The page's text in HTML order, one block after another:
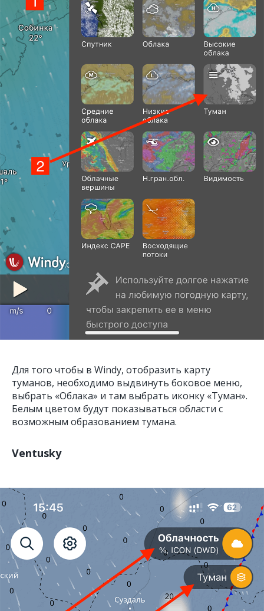
Для того чтобы в Windy, отобразить карту
туманов, необходимо выдвинуть боковое меню,
выбрать «Облака» и там выбрать иконку «Туман».
Белым цветом будут показываться области с
возможным образованием тумана.
Ventusky